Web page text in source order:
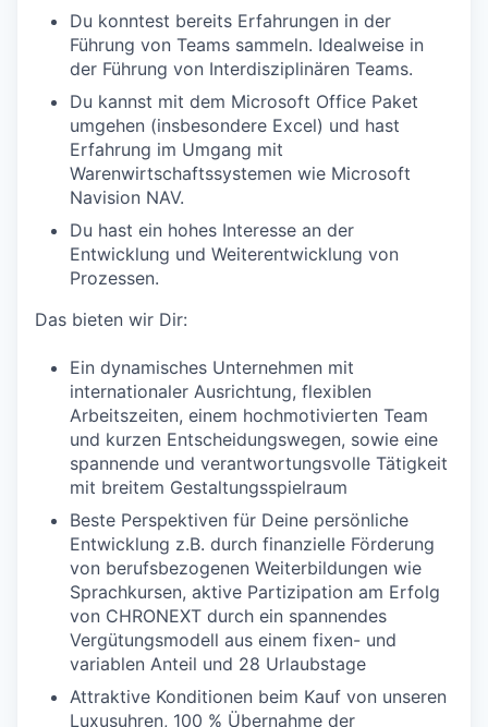
Du konntest bereits Erfahrungen in der
Führung von Teams sammeln. Idealweise in
der Führung von Interdisziplinären Teams.
Du kannst mit dem Microsoft Office Paket
umgehen (insbesondere Excel) und hast
Erfahrung im Umgang mit
Warenwirtschaftssystemen wie Microsoft
Navision NAV.
Du hast ein hohes Interesse an der
Entwicklung und Weiterentwicklung von
Prozessen.
Das bieten wir Dir:
Ein dynamisches Unternehmen mit
internationaler Ausrichtung, flexiblen
Arbeitszeiten, einem hochmotivierten Team
und kurzen Entscheidungswegen, sowie eine
spannende und verantwortungsvolle Tätigkeit
mit breitem Gestaltungsspielraum
Beste Perspektiven für Deine persönliche
Entwicklung z.B. durch finanzielle Förderung
von berufsbezogenen Weiterbildungen wie
Sprachkursen, aktive Partizipation am Erfolg
von CHRONEXT durch ein spannendes
Vergütungsmodell aus einem fixen- und
variablen Anteil und 28 Urlaubstage
Attraktive Konditionen beim Kauf von unseren
Luxusuhren, 100 % Übernahme der